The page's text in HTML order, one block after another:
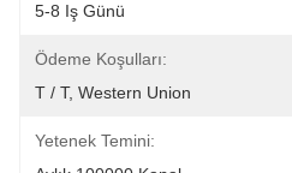
5-8 Iş Günü
Ödeme Koşulları:
T / T, Western Union
Yetenek Temini: